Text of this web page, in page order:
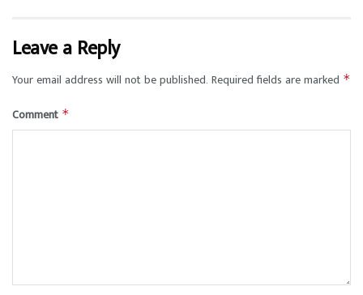
Leave a Reply
Your email address will not be published. Required fields are marked *
Comment *